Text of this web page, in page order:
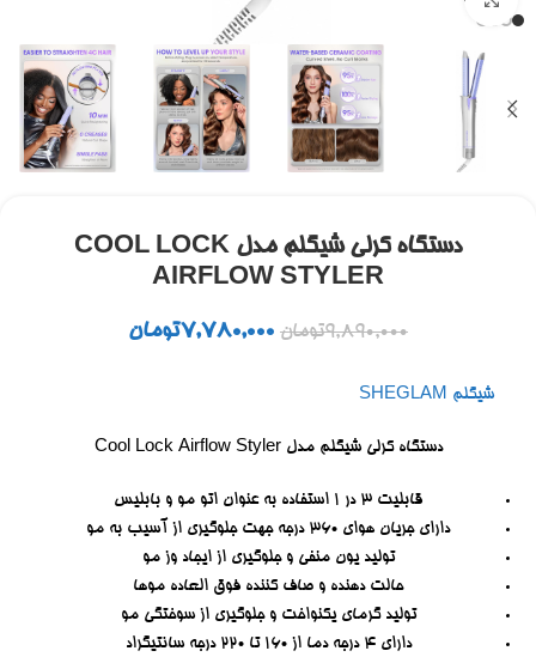
دستگاه کرلی شیگلم مدل COOL LOCK
AIRFLOW STYLER
9,890,000تومان 7,780,000تومان
شیگلم SHEGLAM
دستگاه کرلی شیگلم مدل Cool Lock Airflow Styler
قابلیت 3 در 1 استفاده به عنوان اتو مو و بابلیس
دارای جریان هوای 360 درجه جهت جلوگیری از آسیب به مو
تولید یون منفی و جلوگیری از ایجاد وز مو
حالت دهنده و صاف کننده فوق العاده موها
تولید گرمای یکنواخت و جلوگیری از سوختگی مو
دارای 4 درجه دما از 160 تا 220 درجه سانتیگراد